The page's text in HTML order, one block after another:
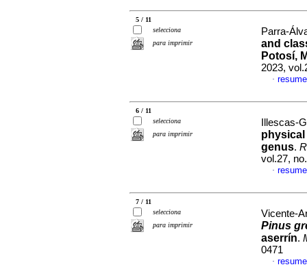
5 / 11
selecciona
para imprimir
Parra-
and
Potosí,
2023,
·
6 / 11
selecciona
para imprimir
Illescas-
genus.
vol.27,
·
7 / 11
selecciona
para imprimir
Vicente-
Pinus
aserrín.
0471
·